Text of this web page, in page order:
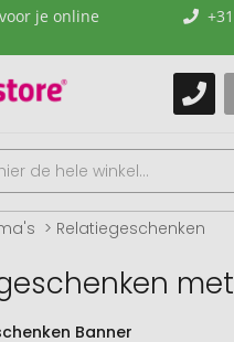
voor je online
Relatiegeschenken